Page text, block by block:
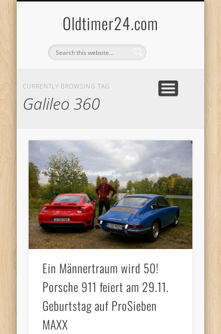
Oldtimer24.com
CURRENTLY BROWSING TAG
Galileo 360
Ein Männertraum wird 50!
Porsche 911 feiert am 29.11.
Geburtstag auf ProSieben
MAXX